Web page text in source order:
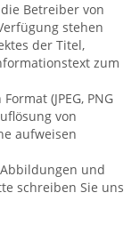
Betreiber von
stehen
der Titel,
zum
(JPEG, PNG
von
aufweisen
und
schreiben Sie uns